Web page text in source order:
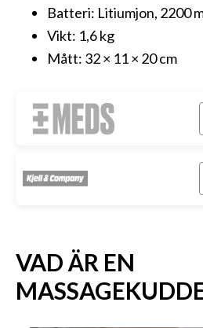
Batteri: Litiumjon, 2200
Vikt: 1,6 kg
Mått: 32 × 11 × 20 cm
VAD ÄR EN